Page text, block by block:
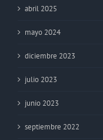
abril 2025
mayo 2024
diciembre 2023
julio 2023
junio 2023
septiembre 2022